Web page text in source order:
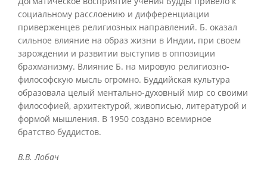
социальному расслоению и дифференциации
приверженцев религиозных направлений. Б. оказал
сильное влияние на образ жизни в Индии, при своем
зарождении и развитии выступив в оппозиции
брахманизму. Влияние Б. на мировую религиозно-
философскую мысль огромно. Буддийская культура
образовала целый ментально-духовный мир со своими
философией, архитектурой, живописью, литературой и
формой мышления. В 1950 создано всемирное
братство буддистов.
В.В. Лобач